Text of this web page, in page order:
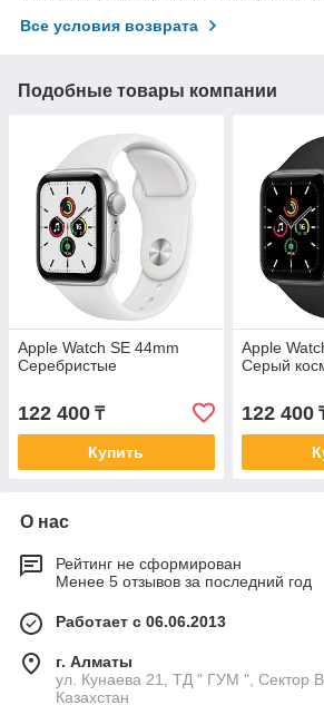
Все условия возврата
Подобные товары компании
Apple Watch SE 44mm
Серебристые
122 400 ₸
Купить
Apple
Серый
122 400
О нас
Рейтинг не сформирован
Менее 5 отзывов за последний год
Работает с 06.06.2013
г. Алматы
ул. Кунаева 21, ТД " ГУМ ", Сектор
Казахстан